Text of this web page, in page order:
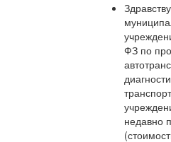
ФЗ по
недавно